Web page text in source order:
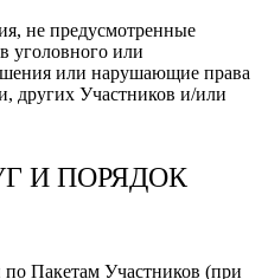
не предусмотренные
уголовного или
или нарушающие права
других Участников и/или
И ПОРЯДОК
Пакетам Участников (при